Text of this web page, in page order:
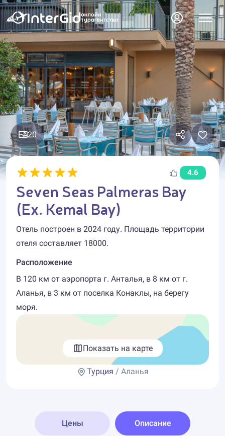
20
4.6
Seven Seas Palmeras Bay
(Ex. Kemal Bay)
Отель построен в 2024 году. Площадь территории
отеля составляет 18000.
Расположение
В 120 км от аэропорта г. Анталья, в 8 км от г.
Аланья, в 3 км от поселка Конаклы, на берегу
моря.
Показать на карте
Турция / Аланья
Цены Описание